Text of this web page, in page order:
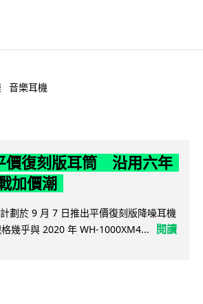
音樂耳機
價復刻版耳筒 沿用六年
加價潮
劃於 9 月 7 日推出平價復刻版降噪耳機
幾乎與 2020 年 WH-1000XM4...
閱讀